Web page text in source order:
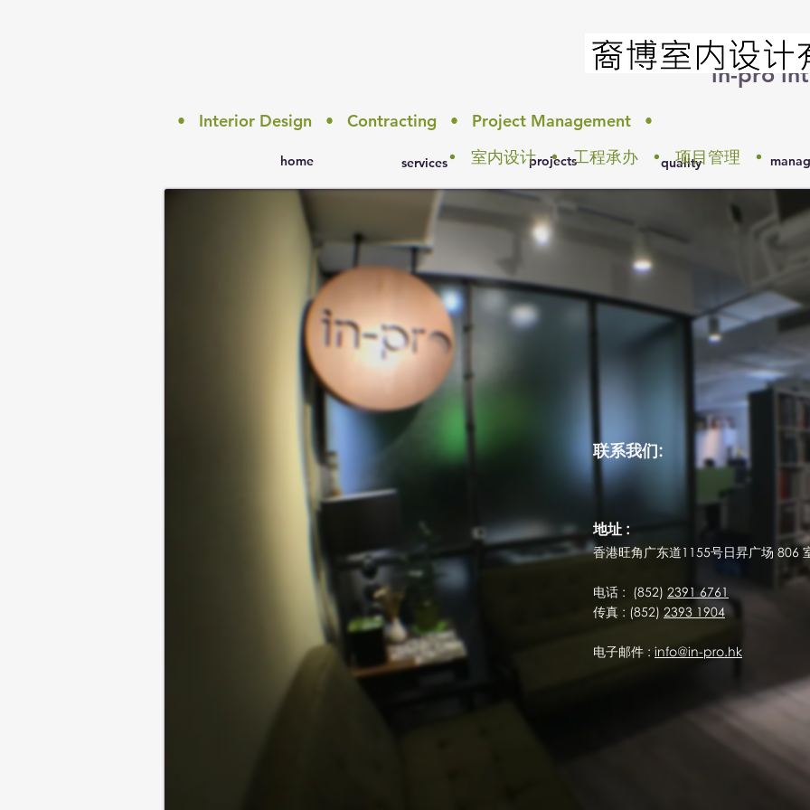
• Interior Design • Contracting • Project Management •
in-pro
home services projects quality
• 室内设计 • 工程承办 • 项目管理 •
地址 :
香港旺角广东道1155号日昇广场 806
电话 : (852) 2391 6761
传真 : (852) 2393 1904
电子邮件 : info@in-pro.hk
联系我们: